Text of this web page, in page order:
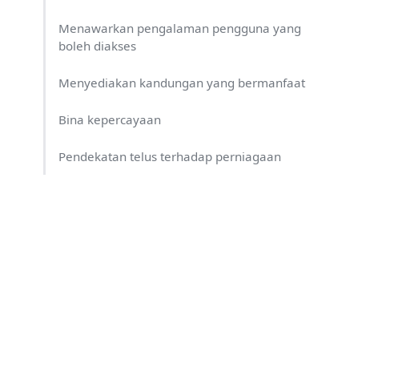
Menawarkan pengalaman pengguna yang
boleh diakses
Menyediakan kandungan yang bermanfaat
Bina kepercayaan
Pendekatan telus terhadap perniagaan